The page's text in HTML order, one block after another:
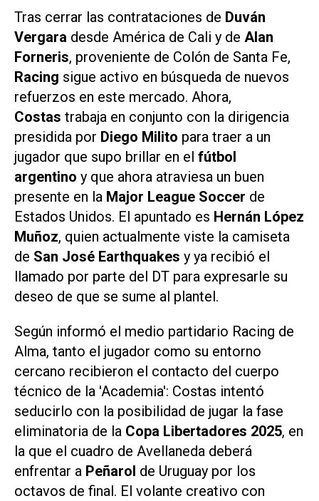
Tras cerrar las contrataciones de Duván
Vergara desde América de Cali y de Alan
Forneris, proveniente de Colón de Santa Fe,
Racing sigue activo en búsqueda de nuevos
refuerzos en este mercado. Ahora,
Costas trabaja en conjunto con la dirigencia
presidida por Diego Milito para traer a un
jugador que supo brillar en el fútbol
argentino y que ahora atraviesa un buen
presente en la Major League Soccer de
Estados Unidos. El apuntado es Hernán López
Muñoz, quien actualmente viste la camiseta
de San José Earthquakes y ya recibió el
llamado por parte del DT para expresarle su
deseo de que se sume al plantel.
Según informó el medio partidario Racing de
Alma, tanto el jugador como su entorno
cercano recibieron el contacto del cuerpo
técnico de la 'Academia': Costas intentó
seducirlo con la posibilidad de jugar la fase
eliminatoria de la Copa Libertadores 2025, en
la que el cuadro de Avellaneda deberá
enfrentar a Peñarol de Uruguay por los
octavos de final. El volante creativo con